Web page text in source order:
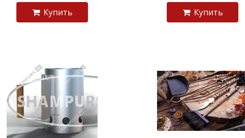
Купить Купить